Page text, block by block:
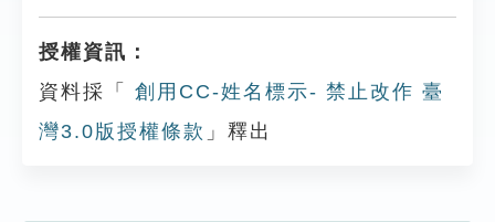
授權資訊：
資料採「
創用CC-姓名標示- 禁止改作 臺
灣3.0版授權條款 」釋出